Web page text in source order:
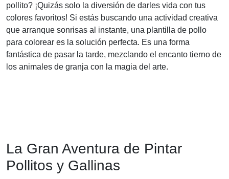
pollito? ¡Quizás solo la diversión de darles vida con tus
colores favoritos! Si estás buscando una actividad creativa
que arranque sonrisas al instante, una plantilla de pollo
para colorear es la solución perfecta. Es una forma
fantástica de pasar la tarde, mezclando el encanto tierno de
los animales de granja con la magia del arte.
La Gran Aventura de Pintar
Pollitos y Gallinas